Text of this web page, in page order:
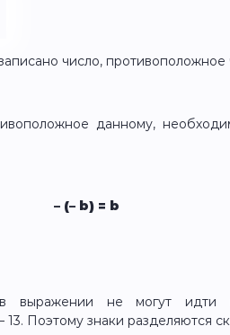
число, противоположное
данному,
– (– b) = b
выражении не могут идти
Поэтому знаки разделяются